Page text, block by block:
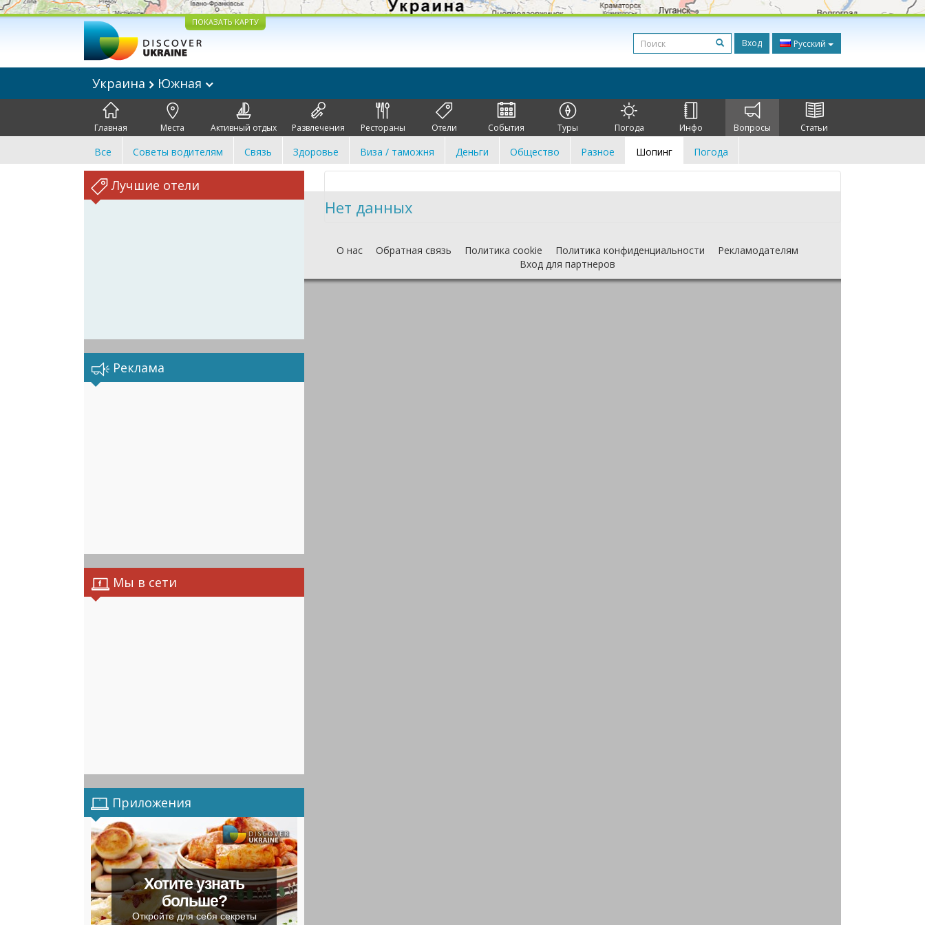
ПОКАЗАТЬ КАРТУ
Вход Русский
Украина Южная
Главная Места Активный отдых Развлечения Рестораны Отели События Туры Погода Инфо Вопросы Статьи
Все Советы водителям Связь Здоровье Виза / таможня Деньги Общество Разное Шопинг Погода
Лучшие отели
Реклама
Мы в сети
Приложения
Хотите узнать
больше?
Откройте для себя секреты
Нет данных
О нас Обратная связь Политика cookie Политика конфиденциальности
Рекламодателям
Вход для партнеров